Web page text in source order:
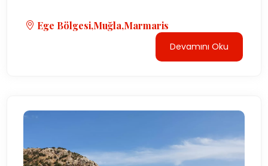
Ege Bölgesi,Muğla,Marmaris
Devamını Oku